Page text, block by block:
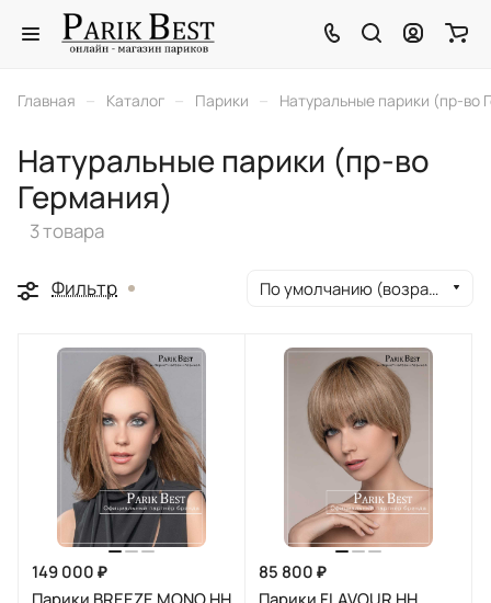
Главная – Каталог – Парики – Натуральные парики (пр-во
Натуральные парики (пр-во
Германия)
3 товара
Фильтр По умолчанию (возрастание)
149 000 ₽
Парики BREEZE MONO HH
85 800 ₽
Парики FLAVOUR HH